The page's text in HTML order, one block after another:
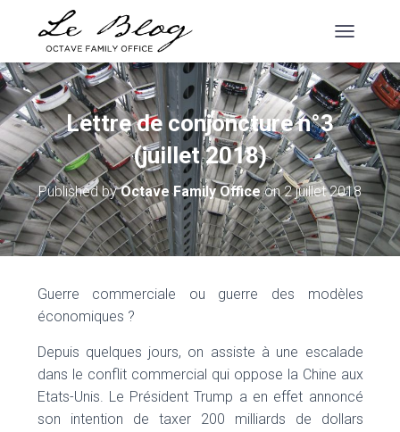
O
G
G
L
E
N
A
V
I
G
A
T
N
Lettre de conjoncture n°3
(juillet 2018)
Published byOctave Family Officeon2 juillet 2018
Guerre commerciale ou guerre des modèles
économiques ?
Depuis quelques jours, on assiste à une escalade
dans le conflit commercial qui oppose la Chine aux
Etats-Unis. Le Président Trump a en effet annoncé
son intention de taxer 200 milliards de dollars